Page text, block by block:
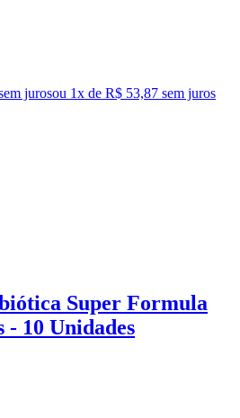
jurosou 1x de R$ 53,87 sem juros
Super Formula
- 10 Unidades